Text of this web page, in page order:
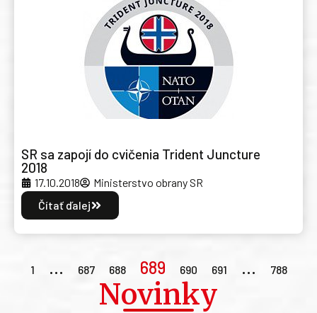
SR sa zapojí do cvičenia Trident Juncture
2018
17.10.2018
Ministerstvo obrany SR
Čítať ďalej
1 … 687 688 689 690 691 … 788
Novinky